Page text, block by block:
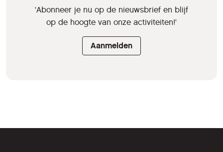
'Abonneer je nu op de nieuwsbrief en blijf
op de hoogte van onze activiteiten!'
Aanmelden